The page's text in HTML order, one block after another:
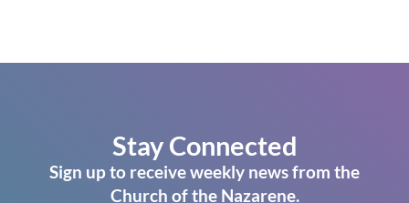
Stay Connected
Sign up to receive weekly news from the
Church of the Nazarene.